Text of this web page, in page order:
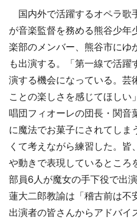
国内外で活躍するオペラ歌
が音楽監督を務める熊谷少年
楽部のメンバー、熊谷市にゆ
も出演する。「第一線で活
演する機会になっている。芸
ことの楽しさを感じてほしい
唱団フィオーレの団長・関音
に魔法でお菓子にされてしま
くて考えながら練習した。
や動きで表現しているところ
部員6人が魔女の手下役で出
蓮大二郎教諭は「稽古前は不
出演者の皆さんからアドバイ